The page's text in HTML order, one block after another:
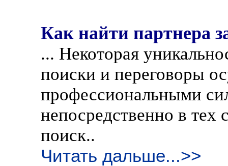
Как найти партнера
... Некоторая
поиски и переговоры
профессиональными
непосредственно в тех
поиск..
Читать дальше...>>